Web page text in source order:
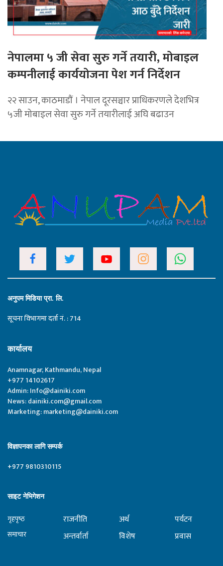
नेपालमा ५ जी सेवा सुरु गर्ने तयारी, मोबाइल
कम्पनीलाई कार्ययोजना पेश गर्न निर्देशन
२२ साउन, काठमाडाैं । नेपाल दूरसञ्चार प्राधिकरणले देशभित्र
५जी मोबाइल सेवा सुरु गर्ने तयारीलाई अघि बढाउन
अनुपम मिडिया प्रा. लि.
सूचना विभागमा दर्ता नं. : 714
कार्यालय
Anamnagar, Kathmandu, Nepal
+977 14102617
Admin:Info@dainiki.com
News:dainiki.com@gmail.com
Marketing:marketing@dainiki.com
विज्ञापनका लागि सम्पर्क
+977 9810310115
साइट नेभिगेशन
गृहपृष्‍ठ
समाचार
राजनीति
अन्तर्वार्ता
अर्थ
विशेष
पर्यटन
प्रवास